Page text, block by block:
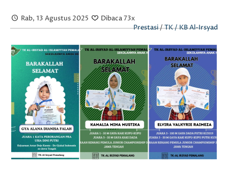
Rab, 13 Agustus 2025
Dibaca 73x
Prestasi/TK / KB Al-Irsyad